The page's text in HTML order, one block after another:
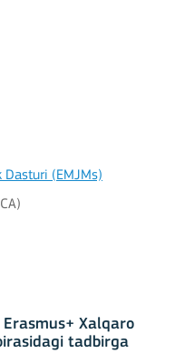
Dasturi (EMJMs)
Xalqaro
tadbirga